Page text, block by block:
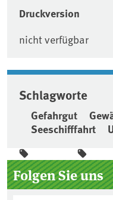
Druckversion
nicht verfügbar
Schlagworte
Gefahrgut
Seeschifffahrt
Seitenleiste
Folgen Sie uns